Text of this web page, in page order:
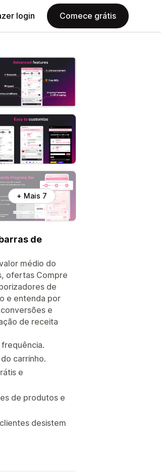
login Comece grátis
+ Mais 7
de
médio do
ofertas Compre
de
e entenda por
e
de receita
carrinho.
e
de produtos e
desistem